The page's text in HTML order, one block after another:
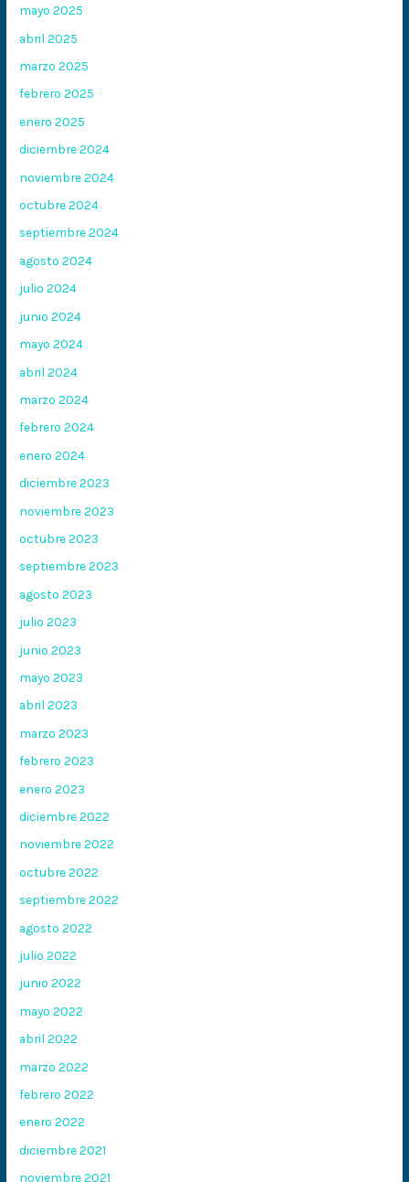
mayo 2025
abril 2025
marzo 2025
febrero 2025
enero 2025
diciembre 2024
noviembre 2024
octubre 2024
septiembre 2024
agosto 2024
julio 2024
junio 2024
mayo 2024
abril 2024
marzo 2024
febrero 2024
enero 2024
diciembre 2023
noviembre 2023
octubre 2023
septiembre 2023
agosto 2023
julio 2023
junio 2023
mayo 2023
abril 2023
marzo 2023
febrero 2023
enero 2023
diciembre 2022
noviembre 2022
octubre 2022
septiembre 2022
agosto 2022
julio 2022
junio 2022
mayo 2022
abril 2022
marzo 2022
febrero 2022
enero 2022
diciembre 2021
noviembre 2021